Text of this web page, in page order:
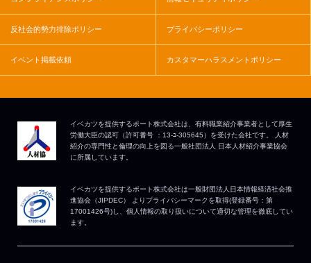
反社会的勢力排除ポリシー プライバシーポリシー
イベント掲載依頼 カスタマーハラスメントポリシー